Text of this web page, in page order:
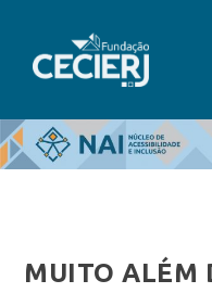
MUITO ALÉM